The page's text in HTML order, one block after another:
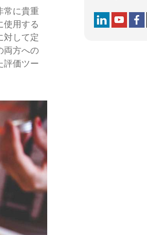
常に貴重
使用する
対して定
両方への
評価ツー
Follow us on
Follow us